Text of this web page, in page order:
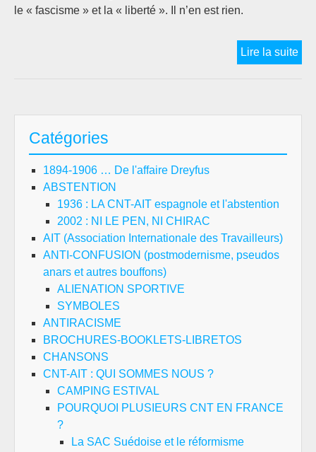
le « fascisme » et la « liberté ». Il n’en est rien.
Lire la suite
:
Catégories
1894-1906 … De l'affaire Dreyfus
ABSTENTION
1936 : LA CNT-AIT espagnole et l'abstention
2002 : NI LE PEN, NI CHIRAC
AIT (Association Internationale des Travailleurs)
ANTI-CONFUSION (postmodernisme, pseudos
anars et autres bouffons)
ALIENATION SPORTIVE
SYMBOLES
ANTIRACISME
BROCHURES-BOOKLETS-LIBRETOS
CHANSONS
CNT-AIT : QUI SOMMES NOUS ?
CAMPING ESTIVAL
POURQUOI PLUSIEURS CNT EN FRANCE
?
La SAC Suédoise et le réformisme